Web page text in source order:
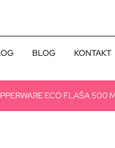
BLOG KONTAKT
ECO FLAŠA 500